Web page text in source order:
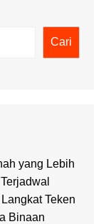
Cari
yang Lebih
Teken
Binaan